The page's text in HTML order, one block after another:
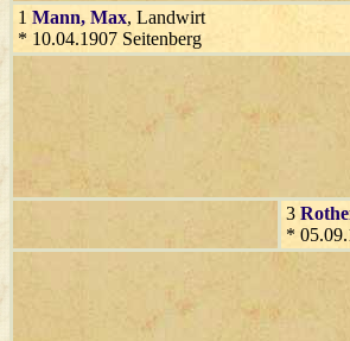
1 Mann, Max, Landwirt
* 10.04.1907 Seitenberg
3
*